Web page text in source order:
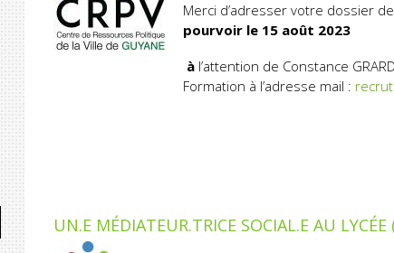
Merci d’adresser votre dossier
pourvoir le 15 août 2023
à l’attention de Constance
Formation à l’adresse mail :
UN.E MÉDIATEUR.TRICE SOCIAL.E AU